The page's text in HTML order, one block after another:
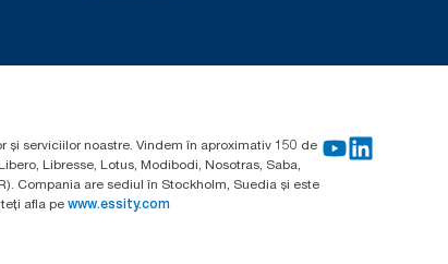
serviciilor noastre. Vindem în aproximativ 150 de
Libresse, Lotus, Modibodi, Nosotras, Saba,
Compania are sediul în Stockholm, Suedia și este
afla pe www.essity.com